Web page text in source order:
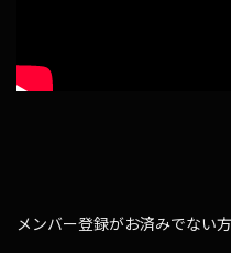
メンバー登録がお済みでない